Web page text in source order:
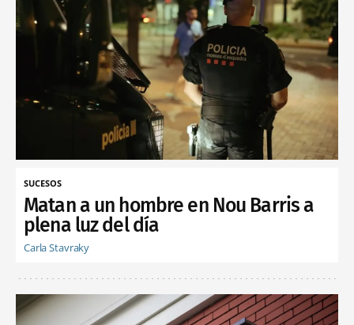
SUCESOS
Matan a un hombre en Nou Barris a
plena luz del día
Carla Stavraky